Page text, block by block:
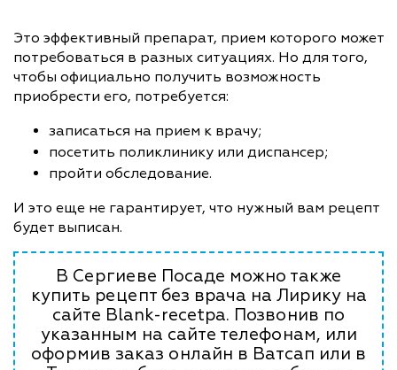
Это эффективный препарат, прием которого может
потребоваться в разных ситуациях. Но для того,
чтобы официально получить возможность
приобрести его, потребуется:
записаться на прием к врачу;
посетить поликлинику или диспансер;
пройти обследование.
И это еще не гарантирует, что нужный вам рецепт
будет выписан.
В Сергиеве Посаде можно также
купить рецепт без врача на Лирику на
сайте Blank-recetpa. Позвонив по
указанным на сайте телефонам, или
оформив заказ онлайн в Ватсап или в